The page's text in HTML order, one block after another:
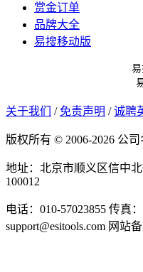
赏金订单
品牌大全
易搜移动版
关于我们 / 免责声明 / 诚聘
版权所有 © 2006-2026 公
地址：北京市顺义区信中
100012
电话：010-57023855 传真
support@esitools.com 网站